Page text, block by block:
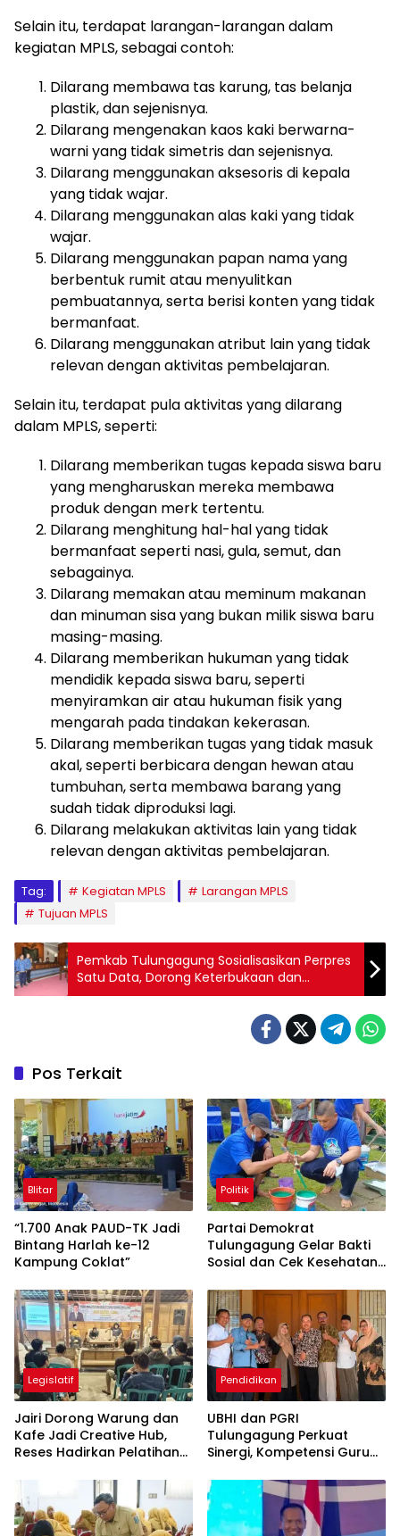
Selain itu, terdapat larangan-larangan dalam
kegiatan MPLS, sebagai contoh:
Dilarang membawa tas karung, tas belanja
plastik, dan sejenisnya.
Dilarang mengenakan kaos kaki berwarna-
warni yang tidak simetris dan sejenisnya.
Dilarang menggunakan aksesoris di kepala
yang tidak wajar.
Dilarang menggunakan alas kaki yang tidak
wajar.
Dilarang menggunakan papan nama yang
berbentuk rumit atau menyulitkan
pembuatannya, serta berisi konten yang tidak
bermanfaat.
Dilarang menggunakan atribut lain yang tidak
relevan dengan aktivitas pembelajaran.
Selain itu, terdapat pula aktivitas yang dilarang
dalam MPLS, seperti:
Dilarang memberikan tugas kepada siswa baru
yang mengharuskan mereka membawa
produk dengan merk tertentu.
Dilarang menghitung hal-hal yang tidak
bermanfaat seperti nasi, gula, semut, dan
sebagainya.
Dilarang memakan atau meminum makanan
dan minuman sisa yang bukan milik siswa baru
masing-masing.
Dilarang memberikan hukuman yang tidak
mendidik kepada siswa baru, seperti
menyiramkan air atau hukuman fisik yang
mengarah pada tindakan kekerasan.
Dilarang memberikan tugas yang tidak masuk
akal, seperti berbicara dengan hewan atau
tumbuhan, serta membawa barang yang
sudah tidak diproduksi lagi.
Dilarang melakukan aktivitas lain yang tidak
relevan dengan aktivitas pembelajaran.
Tag: Kegiatan MPLS
Larangan MPLS
Tujuan MPLS
Pemkab Tulungagung Sosialisasikan Perpres
Satu Data, Dorong Keterbukaan dan
Transparansi
Pos Terkait
Blitar
“1.700 Anak PAUD-TK Jadi
Bintang Harlah ke-12
Kampung Coklat”
Politik
Partai Demokrat
Tulungagung Gelar Bakti
Sosial dan Cek Kesehatan
Legislatif
Jairi Dorong Warung dan
Kafe Jadi Creative Hub,
Reses Hadirkan Pelatihan
Pendidikan
UBHI dan PGRI
Tulungagung Perkuat
Sinergi, Kompetensi Guru